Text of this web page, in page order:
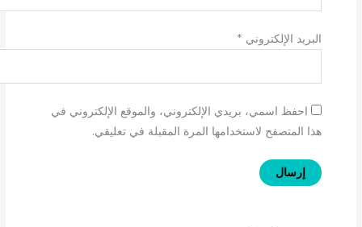
البريد الإلكتروني *
احفظ اسمي، بريدي الإلكتروني، والموقع الإلكتروني في
هذا المتصفح لاستخدامها المرة المقبلة في تعليقي.